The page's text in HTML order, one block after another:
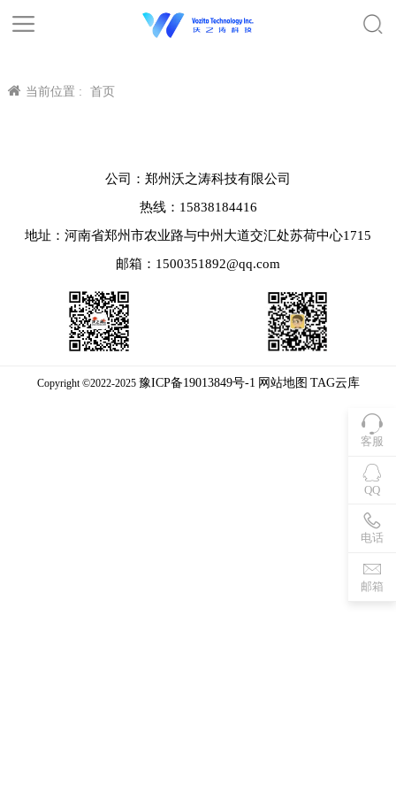
当前位置 : 首页
客服
QQ
电话
邮箱
公司：郑州沃之涛科技有限公司
热线：15838184416
地址：河南省郑州市农业路与中州大道交汇处苏荷中心1715
邮箱：1500351892@qq.com
Copyright ©2022-2025 豫ICP备19013849号-1 网站地图 TAG云库